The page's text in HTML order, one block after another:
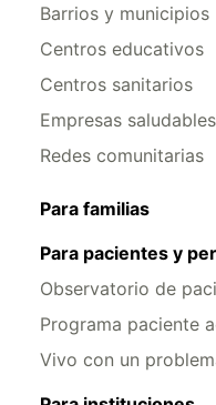
Barrios y municipios
Centros educativos
Centros sanitarios
Empresas saludables
Redes comunitarias
Para familias
Para pacientes y
Observatorio de
Programa paciente
Vivo con un